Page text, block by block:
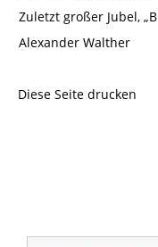
Zuletzt großer Jubel,
Alexander Walther
Diese Seite drucken